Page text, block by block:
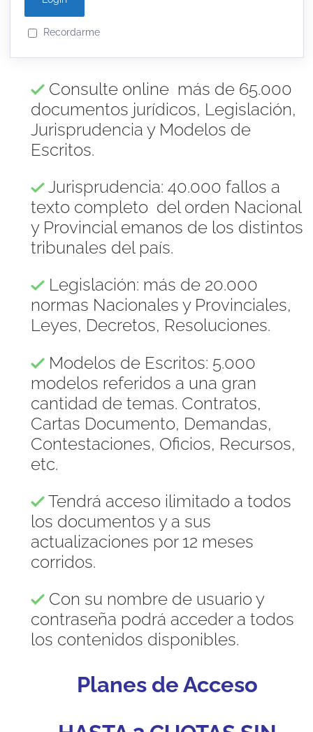
Recordarme
Consulte online más de 65.000
documentos jurídicos, Legislación,
Jurisprudencia y Modelos de
Escritos.
Jurisprudencia: 40.000 fallos a
texto completo del orden Nacional
y Provincial emanos de los distintos
tribunales del país.
Legislación: más de 20.000
normas Nacionales y Provinciales,
Leyes, Decretos, Resoluciones.
Modelos de Escritos: 5.000
modelos referidos a una gran
cantidad de temas. Contratos,
Cartas Documento, Demandas,
Contestaciones, Oficios, Recursos,
etc.
Tendrá acceso ilimitado a todos
los documentos y a sus
actualizaciones por 12 meses
corridos.
Con su nombre de usuario y
contraseña podrá acceder a todos
los contenidos disponibles.
Planes de Acceso